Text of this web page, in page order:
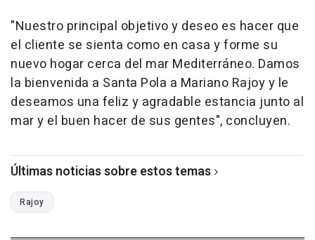
"Nuestro principal objetivo y deseo es hacer que
el cliente se sienta como en casa y forme su
nuevo hogar cerca del mar Mediterráneo. Damos
la bienvenida a Santa Pola a Mariano Rajoy y le
deseamos una feliz y agradable estancia junto al
mar y el buen hacer de sus gentes", concluyen.
Últimas noticias sobre estos temas
Rajoy